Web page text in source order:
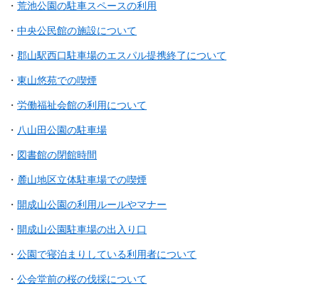
・ 荒池公園の駐車スペースの利用
・ 中央公民館の施設について
・ 郡山駅西口駐車場のエスパル提携終了について
・ 東山悠苑での喫煙
・ 労働福祉会館の利用について
・ 八山田公園の駐車場
・ 図書館の閉館時間
・ 麓山地区立体駐車場での喫煙
・ 開成山公園の利用ルールやマナー
・ 開成山公園駐車場の出入り口
・ 公園で寝泊まりしている利用者について
・ 公会堂前の桜の伐採について